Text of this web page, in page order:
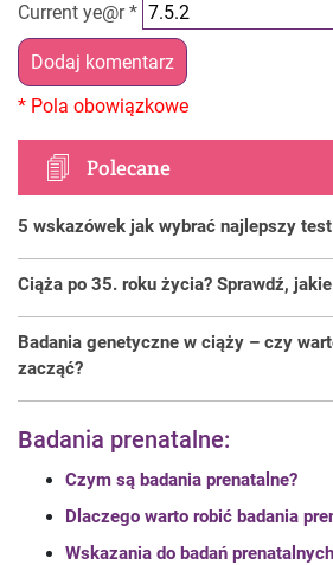
Current ye@r*
Polecane
5 wskazówek jak wybrać najlepszy
Ciąża po 35. roku życia? Sprawdź,
Badania genetyczne w ciąży – czy
zacząć?
Badania prenatalne:
Czym są badania prenatalne?
Dlaczego warto robić badania
Wskazania do badań prenatalnych